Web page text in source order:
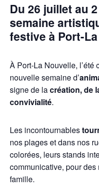
Du 26 juillet au
semaine
festive à Port-
À Port-La Nouvelle,
nouvelle semaine d’
signe de lacréation, de
convivialité.
Les incontournables
nos plages et dans nos
colorées, leurs stands
communicative, pour
famille.